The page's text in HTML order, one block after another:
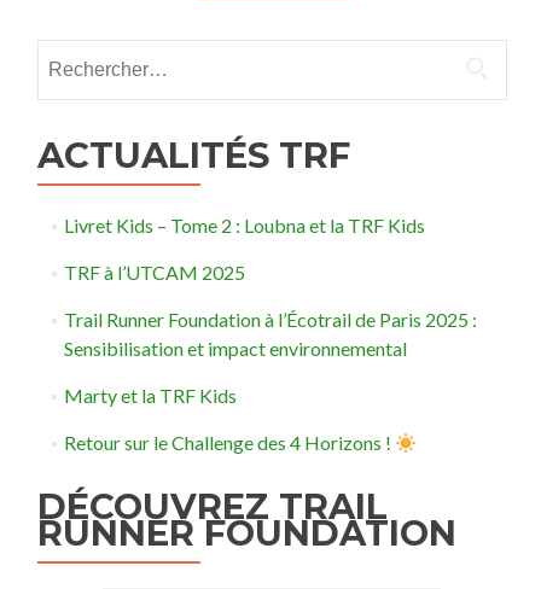
ACTUALITÉS TRF
Livret Kids – Tome 2 : Loubna et la TRF Kids
TRF à l’UTCAM 2025
Trail Runner Foundation à l’Écotrail de Paris 2025 :
Sensibilisation et impact environnemental
Marty et la TRF Kids
Retour sur le Challenge des 4 Horizons !
DÉCOUVREZ TRAIL
RUNNER FOUNDATION